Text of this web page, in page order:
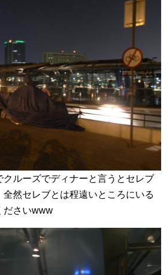
クルーズでディナーと言うとセレブ
全然セレブとは程遠いところにいる
ださいwww